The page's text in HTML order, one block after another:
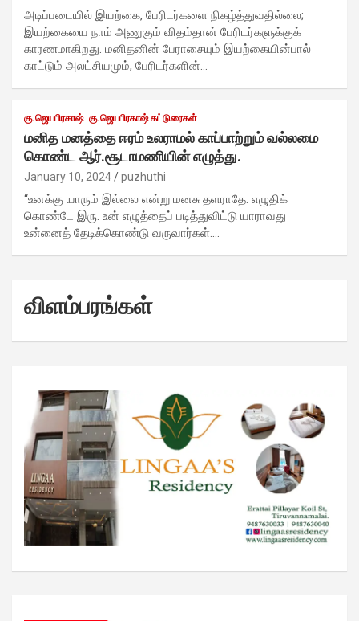
அடிப்படையில் இயற்கை, பேரிடர்களை நிகழ்த்துவதில்லை;
இயற்கையை நாம் அணுகும் விதம்தான் பேரிடர்களுக்குக்
காரணமாகிறது. மனிதனின் பேராசையும் இயற்கையின்பால்
காட்டும் அலட்சியமும், பேரிடர்களின்…
கு.ஜெயபிரகாஷ் கு.ஜெயபிரகாஷ் கட்டுரைகள்
மனித மனத்தை ஈரம் உலராமல் காப்பாற்றும் வல்லமை
கொண்ட ஆர்.சூடாமணியின் எழுத்து.
January 10, 2024 puzhuthi
“உனக்கு யாரும் இல்லை என்று மனசு தளராதே. எழுதிக்
கொண்டே இரு. உன் எழுத்தைப் படித்துவிட்டு யாராவது
உன்னைத் தேடிக்கொண்டு வருவார்கள்.…
விளம்பரங்கள்